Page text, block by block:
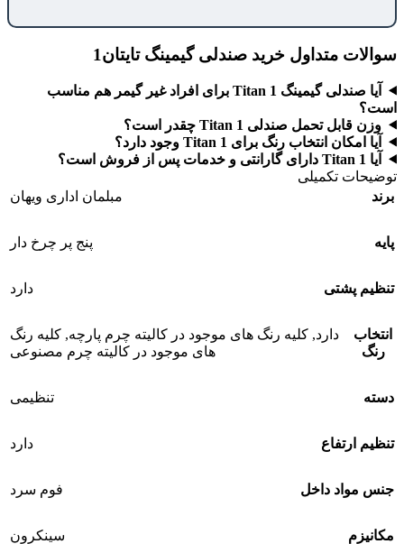
سوالات متداول خرید صندلی گیمینگ تایتان1
آیا صندلی گیمینگ Titan 1 برای افراد غیر گیمر هم مناسب
است؟
وزن قابل تحمل صندلی Titan 1 چقدر است؟
آیا امکان انتخاب رنگ برای Titan 1 وجود دارد؟
آیا Titan 1 دارای گارانتی و خدمات پس از فروش است؟
توضیحات تکمیلی
برند
مبلمان اداری ویهان
پایه پنج پر چرخ دار
تنظیم پشتی دارد
انتخاب
رنگ
دارد, کلیه رنگ های موجود در کالیته چرم پارچه, کلیه رنگ
های موجود در کالیته چرم مصنوعی
دسته تنظیمی
تنظیم ارتفاع دارد
جنس مواد داخل فوم سرد
مکانیزم سینکرون